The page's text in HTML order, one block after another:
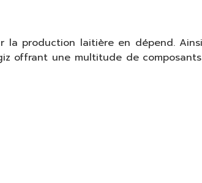
production laitière en dépend.
offrant une multitude de